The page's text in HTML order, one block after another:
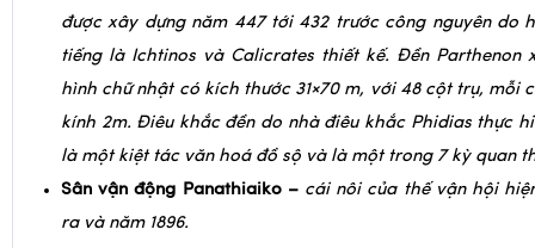
được xây dựng năm 447 tới 432 trước công nguyên do
tiếng là Ichtinos và Calicrates thiết kế. Đền Parthenon
hình chữ nhật có kích thước 31×70 m, với 48 cột trụ, mỗi
kính 2m. Điêu khắc đền do nhà điêu khắc Phidias thực
là một kiệt tác văn hoá đồ sộ và là một trong 7 kỳ quan
Sân vận động Panathiaiko – cái nôi của thế vận hội
ra và năm 1896.